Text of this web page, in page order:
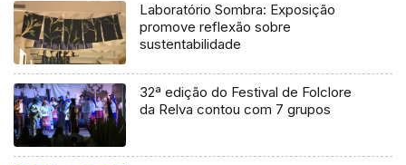
Laboratório Sombra: Exposição
promove reflexão sobre
sustentabilidade
32ª edição do Festival de Folclore
da Relva contou com 7 grupos